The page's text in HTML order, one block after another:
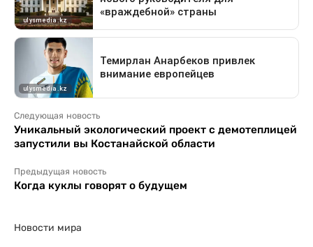
Следующая новость
Уникальный экологический проект с демотеплицей
запустили вы Костанайской области
Предыдущая новость
Когда куклы говорят о будущем
Новости мира